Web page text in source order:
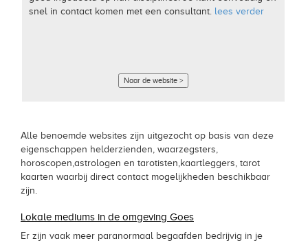
snel in contact komen met een consultant. lees verder
Naar de website >
Alle benoemde websites zijn uitgezocht op basis van deze
eigenschappen helderzienden, waarzegsters,
horoscopen,astrologen en tarotisten,kaartleggers, tarot
kaarten waarbij direct contact mogelijkheden beschikbaar
zijn.
Lokale mediums in de omgeving Goes
Er zijn vaak meer paranormaal begaafden bedrijvig in je